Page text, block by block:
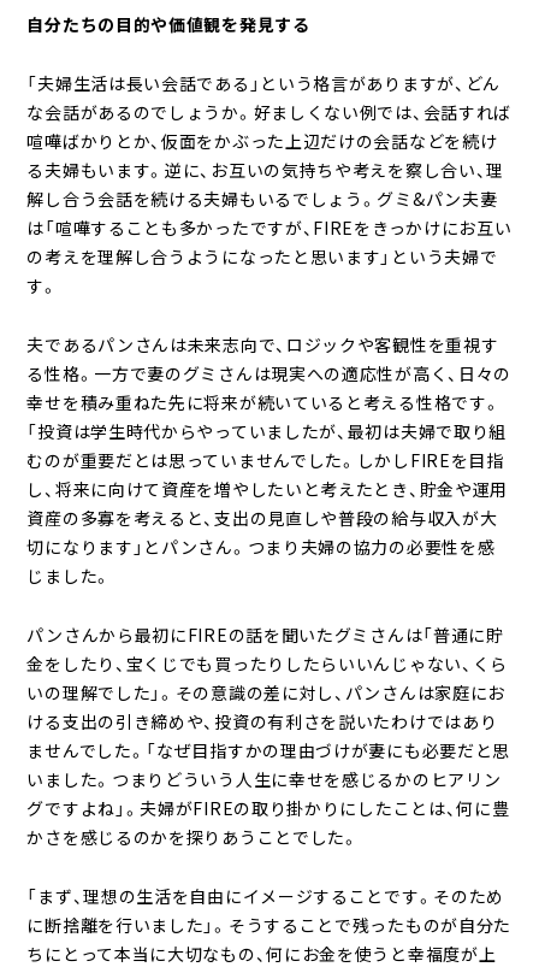
自分たちの目的や価値観を発見する
「夫婦生活は長い会話である」という格言がありますが、どん
な会話があるのでしょうか。好ましくない例では、会話すれば
喧嘩ばかりとか、仮面をかぶった上辺だけの会話などを続け
る夫婦もいます。逆に、お互いの気持ちや考えを察し合い、理
解し合う会話を続ける夫婦もいるでしょう。グミ&パン夫妻
は「喧嘩することも多かったですが、FIREをきっかけにお互い
の考えを理解し合うようになったと思います」という夫婦で
す。
夫であるパンさんは未来志向で、ロジックや客観性を重視す
る性格。一方で妻のグミさんは現実への適応性が高く、日々の
幸せを積み重ねた先に将来が続いていると考える性格です。
「投資は学生時代からやっていましたが、最初は夫婦で取り組
むのが重要だとは思っていませんでした。しかしFIREを目指
し、将来に向けて資産を増やしたいと考えたとき、貯金や運用
資産の多寡を考えると、支出の見直しや普段の給与収入が大
切になります」とパンさん。つまり夫婦の協力の必要性を感
じました。
パンさんから最初にFIREの話を聞いたグミさんは「普通に貯
金をしたり、宝くじでも買ったりしたらいいんじゃない、くら
いの理解でした」。その意識の差に対し、パンさんは家庭にお
ける支出の引き締めや、投資の有利さを説いたわけではあり
ませんでした。「なぜ目指すかの理由づけが妻にも必要だと思
いました。つまりどういう人生に幸せを感じるかのヒアリン
グですよね」。夫婦がFIREの取り掛かりにしたことは、何に豊
かさを感じるのかを探りあうことでした。
「まず、理想の生活を自由にイメージすることです。そのため
に断捨離を行いました」。そうすることで残ったものが自分た
ちにとって本当に大切なもの、何にお金を使うと幸福度が上